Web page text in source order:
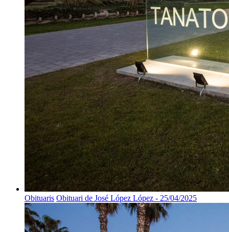
Obituaris Obituari de José López López - 25/04/2025